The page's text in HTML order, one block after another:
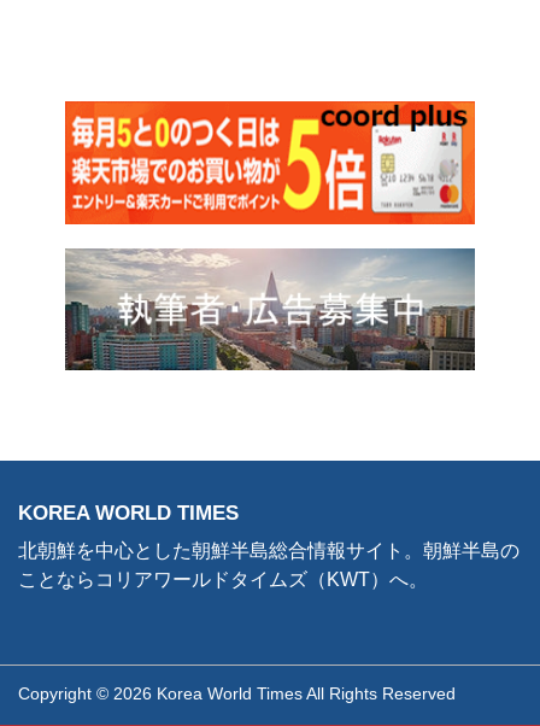
KOREA WORLD TIMES
北朝鮮を中心とした朝鮮半島総合情報サイト。朝鮮半島の
ことならコリアワールドタイムズ（KWT）へ。
Copyright © 2026 Korea World Times All Rights Reserved